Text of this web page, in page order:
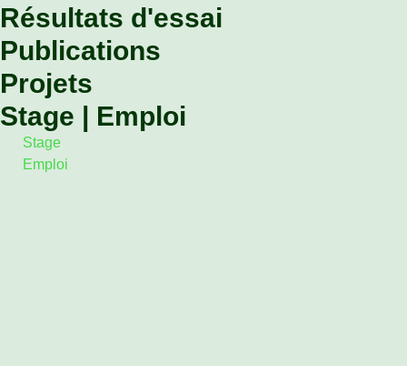
Résultats d'essai
Publications
Projets
Stage | Emploi
Stage
Emploi